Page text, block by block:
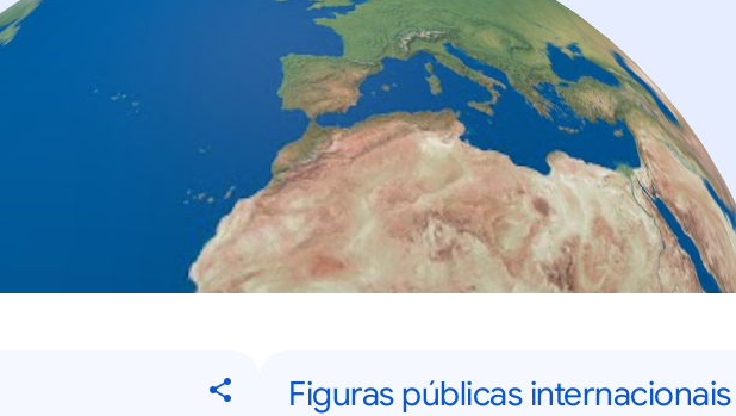
Figuras públicas internacionais